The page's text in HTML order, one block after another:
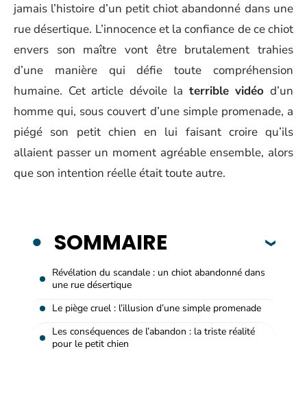
jamais l’histoire d’un petit chiot abandonné dans une
rue désertique. L’innocence et la confiance de ce chiot
envers son maître vont être brutalement trahies
d’une manière qui défie toute compréhension
humaine. Cet article dévoile la terrible vidéo d’un
homme qui, sous couvert d’une simple promenade, a
piégé son petit chien en lui faisant croire qu’ils
allaient passer un moment agréable ensemble, alors
que son intention réelle était toute autre.
SOMMAIRE
Révélation du scandale : un chiot abandonné dans
une rue désertique
Le piège cruel : l’illusion d’une simple promenade
Les conséquences de l’abandon : la triste réalité
pour le petit chien